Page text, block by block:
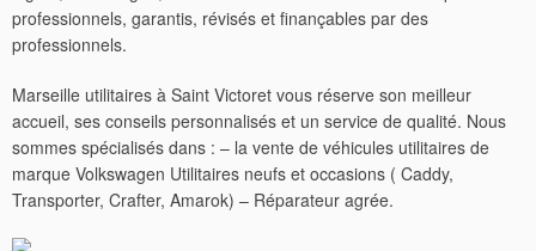
professionnels, garantis, révisés et finançables par des
professionnels.
Marseille utilitaires à Saint Victoret vous réserve son meilleur
accueil, ses conseils personnalisés et un service de qualité. Nous
sommes spécialisés dans : – la vente de véhicules utilitaires de
marque Volkswagen Utilitaires neufs et occasions ( Caddy,
Transporter, Crafter, Amarok) – Réparateur agrée.